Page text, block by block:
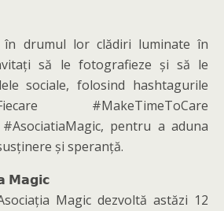
în drumul lor clădiri luminate în
să le fotografieze și să le
sociale, folosind hashtagurile
#MakeTimeToCare
pentru a aduna
și speranță.
𝗠𝗮𝗴𝗶𝗰
Magic dezvoltă astăzi 12